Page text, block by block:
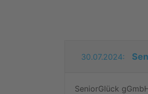
30.07.2024:
SeniorGlück